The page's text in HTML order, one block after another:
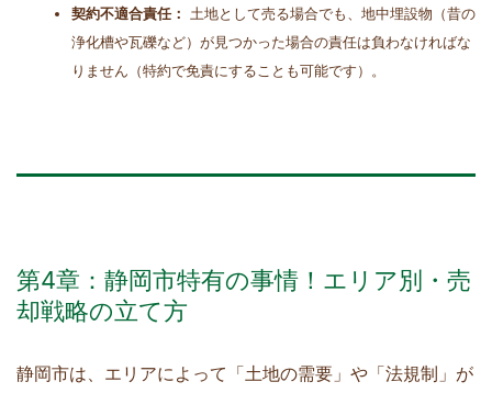
契約不適合責任：
土地として売る場合でも、地中埋設物（昔の
浄化槽や瓦礫など）が見つかった場合の責任は負わなければな
りません（特約で免責にすることも可能です）。
第4章：静岡市特有の事情！エリア別・売
却戦略の立て方
静岡市は、エリアによって「土地の需要」や「法規制」が